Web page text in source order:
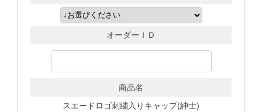
オーダーＩＤ
商品名
スエードロゴ刺繍入りキャップ(紳士)